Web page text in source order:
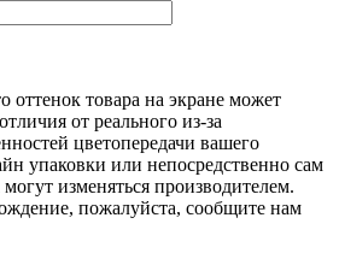
оттенок товара на экране может
от реального из-за
цветопередачи вашего
упаковки или непосредственно сам
изменяться производителем.
пожалуйста, сообщите нам